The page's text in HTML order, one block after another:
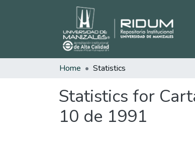
Home Statistics
Statistics for
10 de 1991